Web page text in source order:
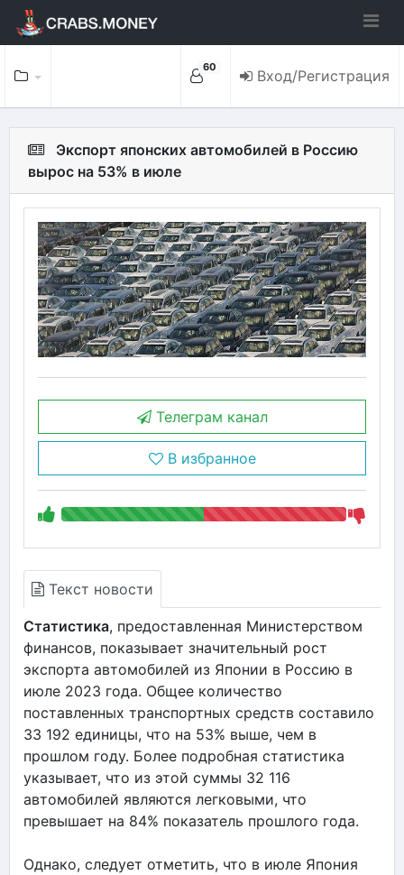
60 Вход/Регистрация
Экспорт японских автомобилей в Россию
вырос на 53% в июле
Телеграм канал
В избранное
Текст новости
Статистика, предоставленная Министерством
финансов, показывает значительный рост
экспорта автомобилей из Японии в Россию в
июле 2023 года. Общее количество
поставленных транспортных средств составило
33 192 единицы, что на 53% выше, чем в
прошлом году. Более подробная статистика
указывает, что из этой суммы 32 116
автомобилей являются легковыми, что
превышает на 84% показатель прошлого года.
Однако, следует отметить, что в июле Япония